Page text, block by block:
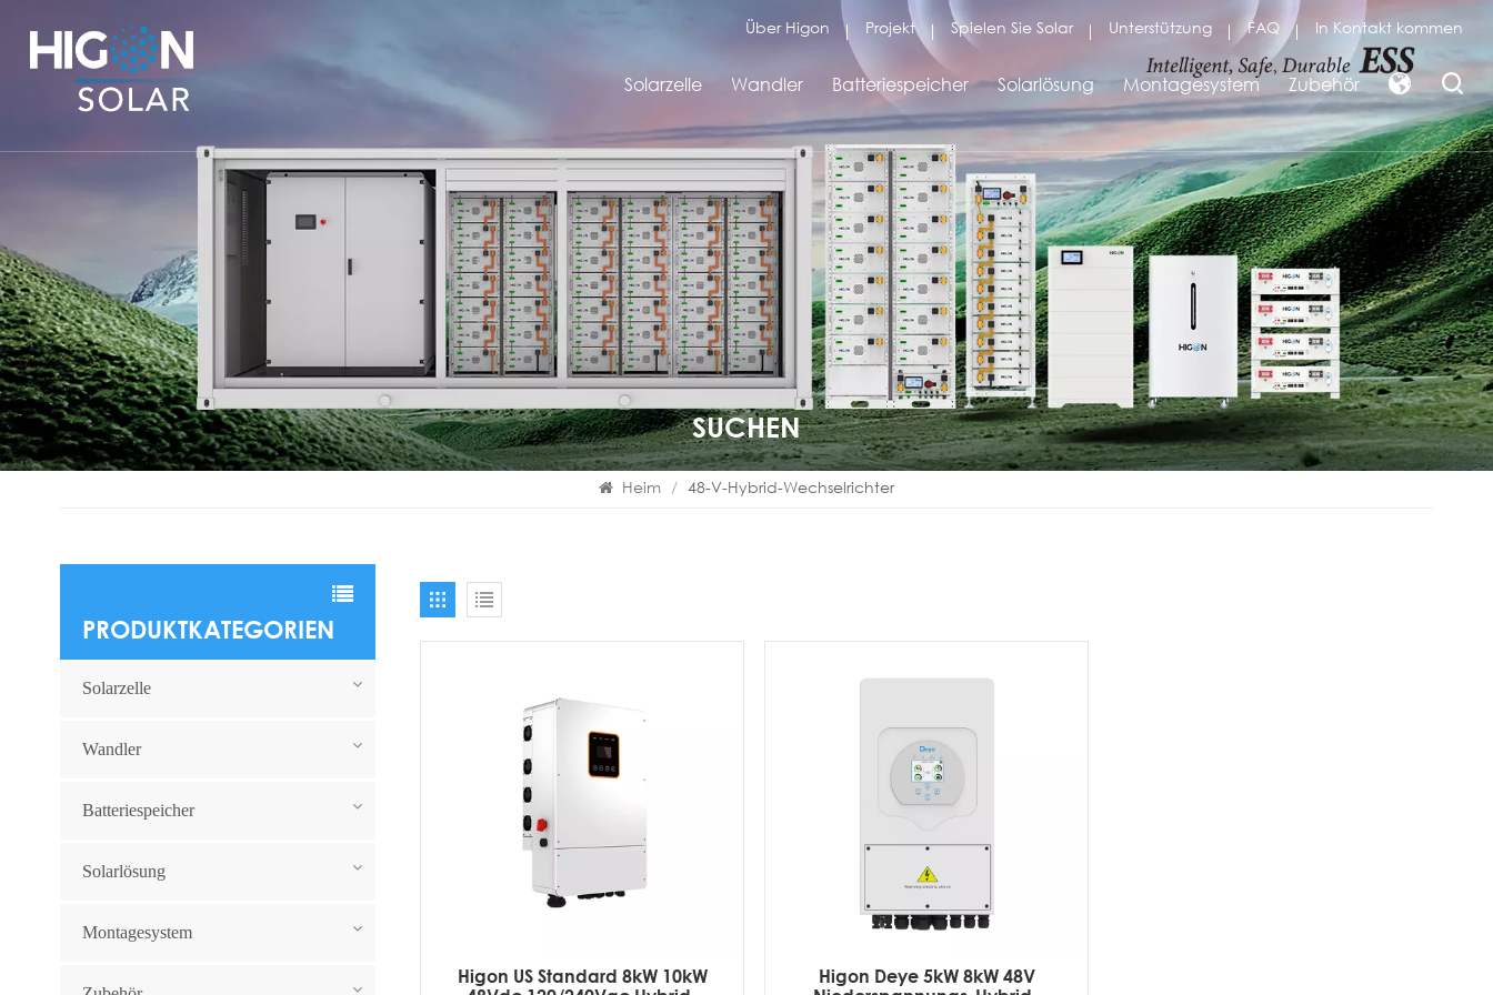
Über Higon Projekt Spielen Sie Solar Unterstützung FAQ In Kontakt kommen
Solarzelle Wandler Batteriespeicher Solarlösung Montagesystem Zubehör
SUCHEN
Heim / 48-V-Hybrid-Wechselrichter
Higon US Standard 8kW 10kW
Higon Deye 5kW 8kW 48V
PRODUKTKATEGORIEN
Solarzelle
Wandler
Batteriespeicher
Solarlösung
Montagesystem